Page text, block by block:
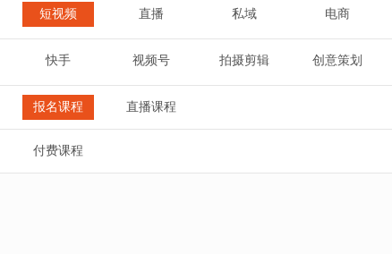
短视频 直播 私域 电商
快手 视频号 拍摄剪辑 创意策划
报名课程 直播课程
付费课程